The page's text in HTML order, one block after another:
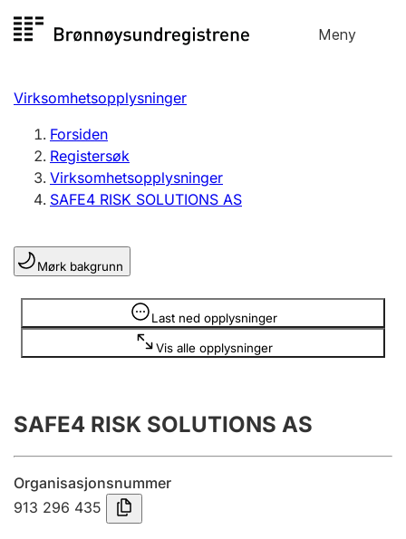
til
Meny
Registersøk
Aksjeselskap
Enkeltpersonforetak
Registrere, endre, slette
Lag og forening
Registrere, endre, slette
Årsregnskap
Innsending og forsinkelsesgebyr
Tinglysing
Virksomhetsopplysninger
Forsiden
Registersøk
Virksomhetsopplysninger
SAFE4 RISK SOLUTIONS AS
Mørk bakgrunn
Last ned opplysninger
Vis alle opplysninger
Opplysninger er skjult
SAFE4 RISK SOLUTIONS AS
Organisasjonsnummer
913 296 435